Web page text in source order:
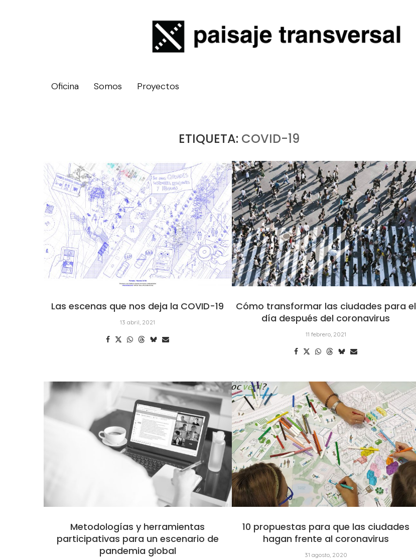
Oficina Somos Proyectos
ETIQUETA: COVID-19
Las escenas que nos deja la COVID-19
13 abril, 2021
Cómo transformar las ciudades para el
día después del coronavirus
11 febrero, 2021
Metodologías y herramientas
participativas para un escenario de
pandemia global
10 propuestas para que las ciudades
hagan frente al coronavirus
31 agosto, 2020